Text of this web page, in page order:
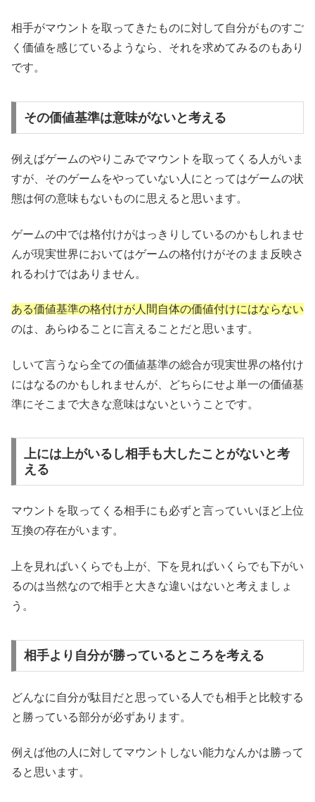
相手がマウントを取ってきたものに対して自分がものすご
く価値を感じているようなら、それを求めてみるのもあり
です。
その価値基準は意味がないと考える
例えばゲームのやりこみでマウントを取ってくる人がいま
すが、そのゲームをやっていない人にとってはゲームの状
態は何の意味もないものに思えると思います。
ゲームの中では格付けがはっきりしているのかもしれませ
んが現実世界においてはゲームの格付けがそのまま反映さ
れるわけではありません。
ある価値基準の格付けが人間自体の価値付けにはならない
のは、あらゆることに言えることだと思います。
しいて言うなら全ての価値基準の総合が現実世界の格付け
にはなるのかもしれませんが、どちらにせよ単一の価値基
準にそこまで大きな意味はないということです。
上には上がいるし相手も大したことがないと考
える
マウントを取ってくる相手にも必ずと言っていいほど上位
互換の存在がいます。
上を見ればいくらでも上が、下を見ればいくらでも下がい
るのは当然なので相手と大きな違いはないと考えましょ
う。
相手より自分が勝っているところを考える
どんなに自分が駄目だと思っている人でも相手と比較する
と勝っている部分が必ずあります。
例えば他の人に対してマウントしない能力なんかは勝って
ると思います。